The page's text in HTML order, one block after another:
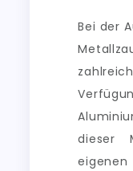
Bei der
dieser